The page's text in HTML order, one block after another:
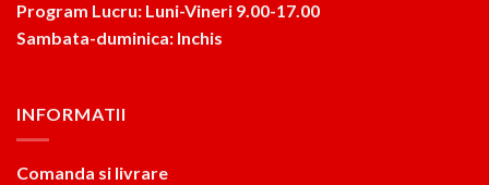
Program Lucru: Luni-Vineri 9.00-17.00
Sambata-duminica: Inchis
INFORMATII
Comanda si livrare